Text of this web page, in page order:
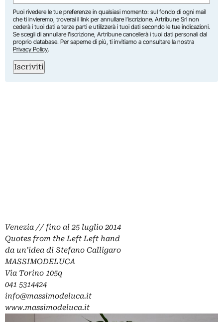
Puoi rivedere le tue preferenze in qualsiasi momento: sul fondo di ogni mail
che ti invieremo, troverai il link per annullare l’iscrizione. Artribune Srl non
cederà i tuoi dati a terze parti e utilizzerà i tuoi dati secondo le tue indicazioni.
Se scegli di annullare l’iscrizione, Artribune cancellerà i tuoi dati personali dal
proprio database. Per saperne di più, ti invitiamo a consultare la nostra
Privacy Policy.
Iscriviti
Venezia // fino al 25 luglio 2014
Quotes from the Left Left hand
da un’idea di Stefano Calligaro
MASSIMODELUCA
Via Torino 105q
041 5314424
info@massimodeluca.it
www.massimodeluca.it